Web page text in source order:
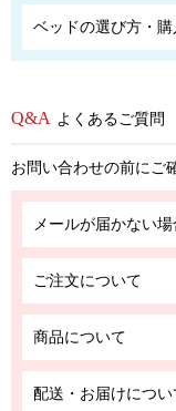
ベッドの選び方・
よくあるご質問
お問い合わせの前にご
メールが届かない場
ご注文について
商品について
配送・お届けについ